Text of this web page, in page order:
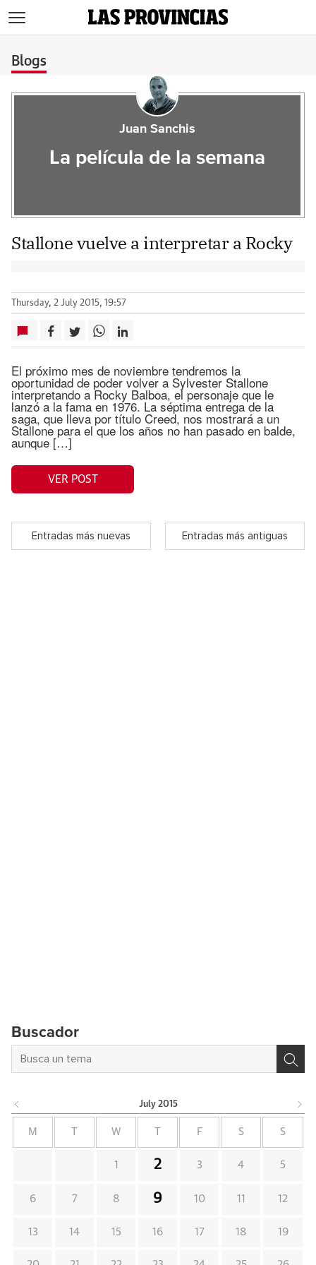
Blogs
Juan Sanchis
La película de la semana
Stallone vuelve a interpretar a Rocky
Thursday, 2 July 2015, 19:57
El próximo mes de noviembre tendremos la
oportunidad de poder volver a Sylvester Stallone
interpretando a Rocky Balboa, el personaje que le
lanzó a la fama en 1976. La séptima entrega de la
saga, que lleva por título Creed, nos mostrará a un
Stallone para el que los años no han pasado en balde,
aunque […]
VER POST
Entradas más nuevas Entradas más antiguas
Buscador
July 2015
M W F S S
1 2 3 4 5
6 7 8 9 10 11 12
13 14 15 16 17 18 19